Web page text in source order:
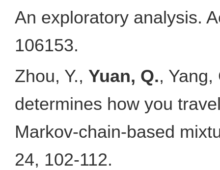
An exploratory analysis.
106153.
Zhou, Y., Yuan, Q.,
determines how you
Markov-chain-based
24, 102-112.